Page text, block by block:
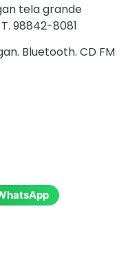
tela grande
98842-8081
Bluetooth. CD FM